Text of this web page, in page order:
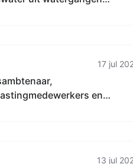
17 jul
en
13 jul